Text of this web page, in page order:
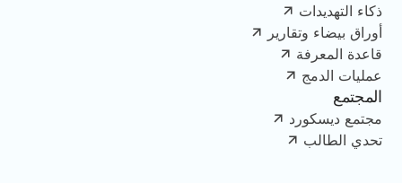
ذكاء التهديدات
أوراق بيضاء وتقارير
قاعدة المعرفة
عمليات الدمج
المجتمع
مجتمع ديسكورد
تحدي الطالب